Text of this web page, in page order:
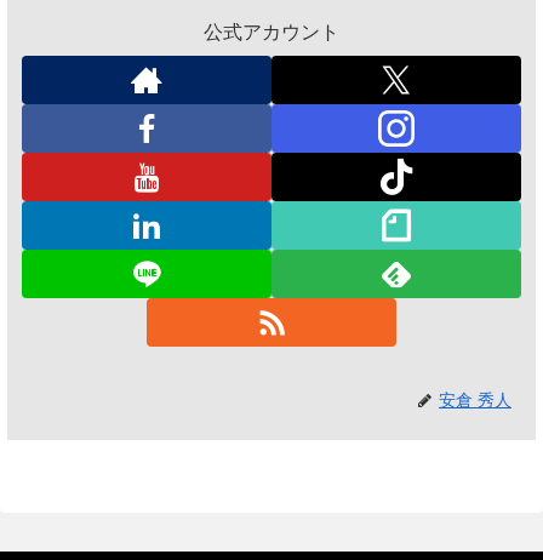
公式アカウント
安倉 秀人